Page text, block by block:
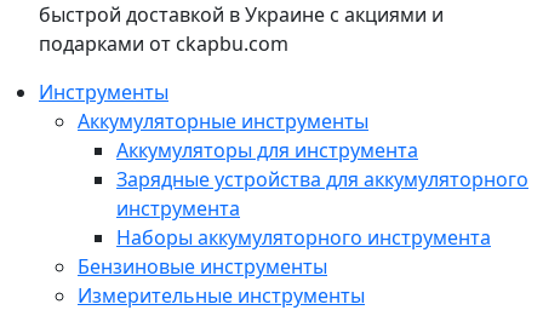
быстрой доставкой в Украине с акциями и
подарками от ckapbu.com
Инструменты
Аккумуляторные инструменты
Аккумуляторы для инструмента
Зарядные устройства для аккумуляторного
инструмента
Наборы аккумуляторного инструмента
Бензиновые инструменты
Измерительные инструменты